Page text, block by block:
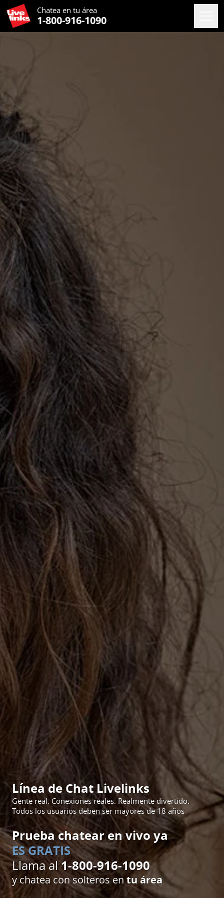
Chatea en tu área
1-800-916-1090
Línea de Chat Livelinks
Gente real. Conexiones reales. Realmente divertido.
Todos los usuarios deben ser mayores de 18 años
Prueba chatear en vivo ya
ES GRATIS
Llama al1-800-916-1090
y chatea con solteros en tu área